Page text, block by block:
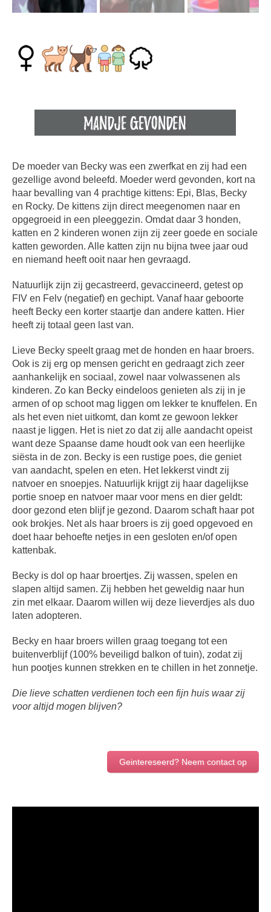
De moeder van Becky was een zwerfkat en zij had een
gezellige avond beleefd. Moeder werd gevonden, kort na
haar bevalling van 4 prachtige kittens: Epi, Blas, Becky
en Rocky. De kittens zijn direct meegenomen naar en
opgegroeid in een pleeggezin. Omdat daar 3 honden,
katten en 2 kinderen wonen zijn zij zeer goede en sociale
katten geworden. Alle katten zijn nu bijna twee jaar oud
en niemand heeft ooit naar hen gevraagd.
Natuurlijk zijn zij gecastreerd, gevaccineerd, getest op
FIV en Felv (negatief) en gechipt. Vanaf haar geboorte
heeft Becky een korter staartje dan andere katten. Hier
heeft zij totaal geen last van.
Lieve Becky speelt graag met de honden en haar broers.
Ook is zij erg op mensen gericht en gedraagt zich zeer
aanhankelijk en sociaal, zowel naar volwassenen als
kinderen. Zo kan Becky eindeloos genieten als zij in je
armen of op schoot mag liggen om lekker te knuffelen. En
als het even niet uitkomt, dan komt ze gewoon lekker
naast je liggen. Het is niet zo dat zij alle aandacht opeist
want deze Spaanse dame houdt ook van een heerlijke
siësta in de zon. Becky is een rustige poes, die geniet
van aandacht, spelen en eten. Het lekkerst vindt zij
natvoer en snoepjes. Natuurlijk krijgt zij haar dagelijkse
portie snoep en natvoer maar voor mens en dier geldt:
door gezond eten blijf je gezond. Daarom schaft haar pot
ook brokjes. Net als haar broers is zij goed opgevoed en
doet haar behoefte netjes in een gesloten en/of open
kattenbak.
Becky is dol op haar broertjes. Zij wassen, spelen en
slapen altijd samen. Zij hebben het geweldig naar hun
zin met elkaar. Daarom willen wij deze lieverdjes als duo
laten adopteren.
Becky en haar broers willen graag toegang tot een
buitenverblijf (100% beveiligd balkon of tuin), zodat zij
hun pootjes kunnen strekken en te chillen in het zonnetje.
Die lieve schatten verdienen toch een fijn huis waar zij
voor altijd mogen blijven?
Geintereseerd? Neem contact op